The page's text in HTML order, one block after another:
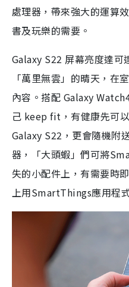
處理器，帶來強大的運算
書及玩樂的需要。
Galaxy S22 屏幕亮度達
「萬里無雲」的晴天，在
內容。搭配 Galaxy
己 keep fit，有健康先可
Galaxy S22，更會隨機附
器，「大頭蝦」們可將
失的小配件上，有需要時
上用SmartThings應用程